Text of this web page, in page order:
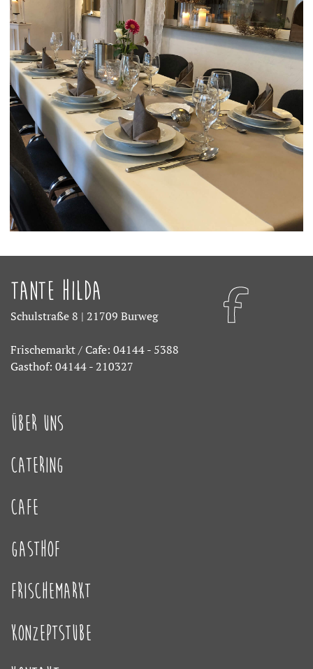
Tante Hilda
Schulstraße 8 | 21709 Burweg
Frischemarkt / Cafe: 04144 - 5388
Gasthof: 04144 - 210327
Über Uns
Catering
Cafe
Gasthof
Frischemarkt
Konzeptstube